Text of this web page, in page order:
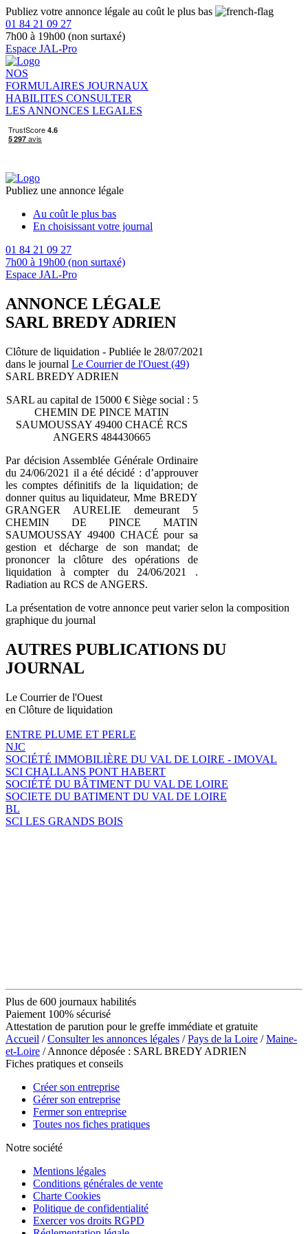
Publiez votre annonce légale au coût le plus bas
01 84 21 09 27
7h00 à 19h00 (non surtaxé)
Espace JAL-Pro
NOS
FORMULAIRES JOURNAUX
HABILITES CONSULTER
LES ANNONCES LEGALES
Publiez une annonce légale
Au coût le plus bas
En choisissant votre journal
01 84 21 09 27
7h00 à 19h00 (non surtaxé)
Espace JAL-Pro
ANNONCE LÉGALE
SARL BREDY ADRIEN
Clôture de liquidation - Publiée le 28/07/2021
dans le journal Le Courrier de l'Ouest (49)
SARL BREDY ADRIEN
SARL au capital de 15000 € Siège social : 5
CHEMIN DE PINCE MATIN
SAUMOUSSAY 49400 CHACÉ RCS
ANGERS 484430665
Par décision Assemblée Générale Ordinaire
du 24/06/2021 il a été décidé : d’approuver
les comptes définitifs de la liquidation; de
donner quitus au liquidateur, Mme BREDY
GRANGER AURELIE demeurant 5
CHEMIN DE PINCE MATIN
SAUMOUSSAY 49400 CHACÉ pour sa
gestion et décharge de son mandat; de
prononcer la clôture des opérations de
liquidation à compter du 24/06/2021 .
Radiation au RCS de ANGERS.
La présentation de votre annonce peut varier selon la composition
graphique du journal
AUTRES PUBLICATIONS DU
JOURNAL
Le Courrier de l'Ouest
en Clôture de liquidation
ENTRE PLUME ET PERLE
NJC
SOCIÉTÉ IMMOBILIÈRE DU VAL DE LOIRE - IMOVAL
SCI CHALLANS PONT HABERT
SOCIÉTÉ DU BÂTIMENT DU VAL DE LOIRE
SOCIETE DU BATIMENT DU VAL DE LOIRE
BL
SCI LES GRANDS BOIS
Plus de 600 journaux habilités
Paiement 100% sécurisé
Attestation de parution pour le greffe immédiate et gratuite
Accueil /Consulter les annonces légales /Pays de la Loire /Maine-
et-Loire / Annonce déposée : SARL BREDY ADRIEN
Fiches pratiques et conseils
Créer son entreprise
Gérer son entreprise
Fermer son entreprise
Toutes nos fiches pratiques
Notre société
Mentions légales
Conditions générales de vente
Charte Cookies
Politique de confidentialité
Exercer vos droits RGPD